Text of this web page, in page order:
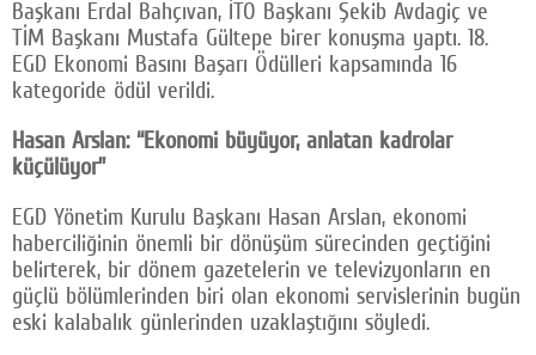
Başkanı Erdal Bahçıvan, İTO Başkanı Şekib Avdagiç ve
TİM Başkanı Mustafa Gültepe birer konuşma yaptı. 18.
EGD Ekonomi Basını Başarı Ödülleri kapsamında 16
kategoride ödül verildi.
Hasan Arslan: “Ekonomi büyüyor, anlatan kadrolar
küçülüyor”
EGD Yönetim Kurulu Başkanı Hasan Arslan, ekonomi
haberciliğinin önemli bir dönüşüm sürecinden geçtiğini
belirterek, bir dönem gazetelerin ve televizyonların en
güçlü bölümlerinden biri olan ekonomi servislerinin bugün
eski kalabalık günlerinden uzaklaştığını söyledi.